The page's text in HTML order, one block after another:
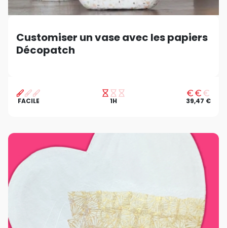
Customiser un vase avec les papiers
Décopatch
FACILE 1H 39,47 €